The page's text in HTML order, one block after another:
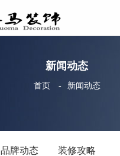
新闻动态
首页 - 新闻动态
品牌动态 装修攻略